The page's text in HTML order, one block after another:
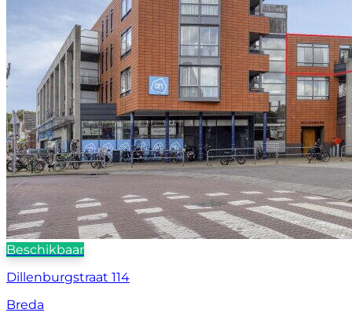
Beschikbaar
Dillenburgstraat 114
Breda